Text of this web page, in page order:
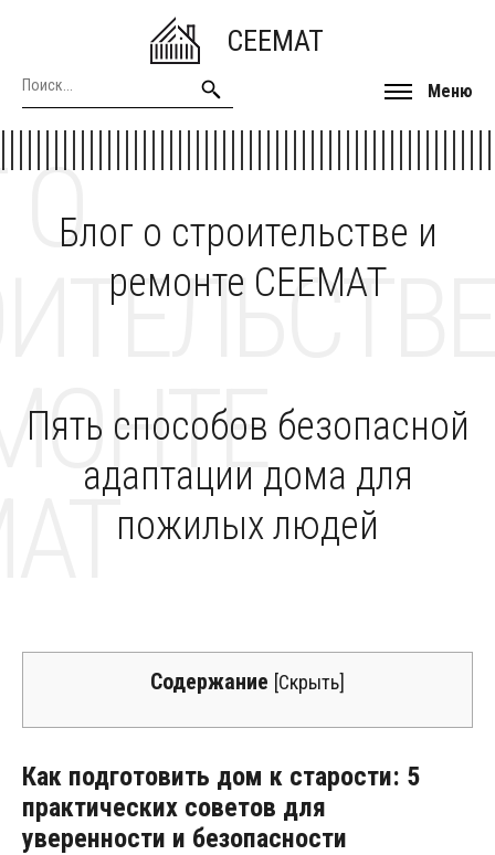
CEEMAT
Меню
Блог о строительстве и
ремонте CEEMAT
О
Пять способов безопасной
адаптации дома для
пожилых людей
Содержание [Скрыть]
Как подготовить дом к старости: 5
практических советов для
уверенности и безопасности